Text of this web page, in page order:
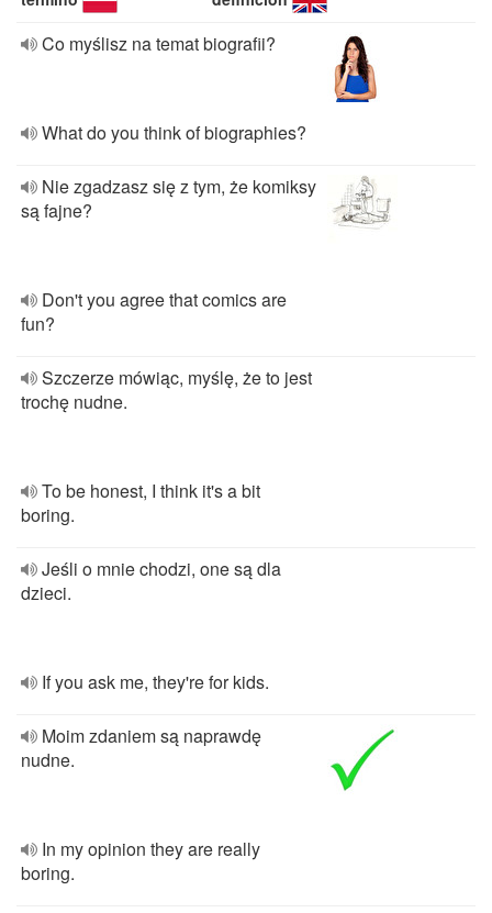
Co myślisz na temat biografii?
What do you think of biographies?
Nie zgadzasz się z tym, że komiksy
są fajne?
Don't you agree that comics are
fun?
Szczerze mówiąc, myślę, że to jest
trochę nudne.
To be honest, I think it's a bit
boring.
Jeśli o mnie chodzi, one są dla
dzieci.
If you ask me, they're for kids.
Moim zdaniem są naprawdę
nudne.
In my opinion they are really
boring.